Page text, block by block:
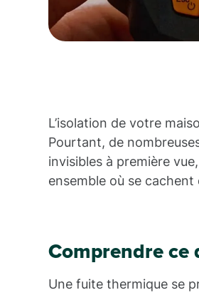
L’isolation de votre
Pourtant, de
invisibles à première
ensemble où se
Comprendre ce
Une fuite thermique se